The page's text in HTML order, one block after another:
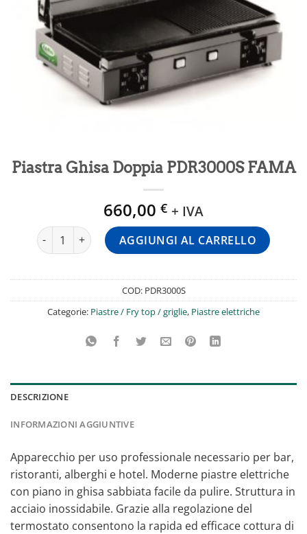
Piastra Ghisa Doppia PDR3000S FAMA
660,00 € + IVA
Piastra Ghisa Doppia PDR3000S FAMA quantità
AGGIUNGI AL CARRELLO
COD: PDR3000S
Categorie: Piastre / Fry top / griglie, Piastre elettriche
DESCRIZIONE
INFORMAZIONI AGGIUNTIVE
Apparecchio per uso professionale necessario per bar,
ristoranti, alberghi e hotel. Moderne piastre elettriche
con piano in ghisa sabbiata facile da pulire. Struttura in
acciaio inossidabile. Grazie alla regolazione del
termostato consentono la rapida ed efficace cottura di